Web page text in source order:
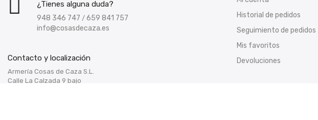
¿Tienes alguna duda?
948 346 747 / 659 841 757
info@cosasdecaza.es
Contacto y localización
Armería Cosas de Caza S.L.
Calle La Calzada 9 bajo
Historial de pedidos
Seguimiento de pedidos
Mis favoritos
Devoluciones